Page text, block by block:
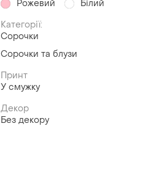
Рожевий
Білий
Категорії:
Сорочки
Сорочки та блузи
Принт
У смужку
Декор
Без декору